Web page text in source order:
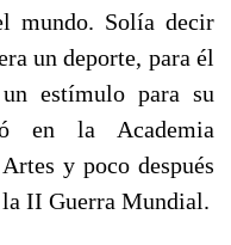
mundo. Solía decir
un deporte, para él
estímulo para su
en la Academia
y poco después
II Guerra Mundial.